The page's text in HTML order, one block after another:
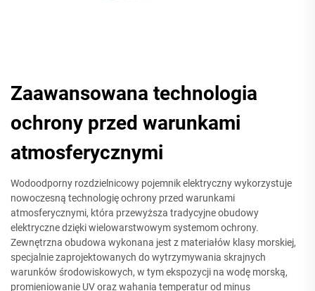
Zaawansowana technologia
ochrony przed warunkami
atmosferycznymi
Wodoodporny rozdzielnicowy pojemnik elektryczny wykorzystuje
nowoczesną technologię ochrony przed warunkami
atmosferycznymi, która przewyższa tradycyjne obudowy
elektryczne dzięki wielowarstwowym systemom ochrony.
Zewnętrzna obudowa wykonana jest z materiałów klasy morskiej,
specjalnie zaprojektowanych do wytrzymywania skrajnych
warunków środowiskowych, w tym ekspozycji na wodę morską,
promieniowanie UV oraz wahania temperatur od minus